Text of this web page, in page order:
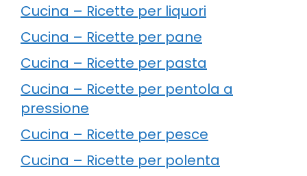
Cucina – Ricette per liquori
Cucina – Ricette per pane
Cucina – Ricette per pasta
Cucina – Ricette per pentola a
pressione
Cucina – Ricette per pesce
Cucina – Ricette per polenta